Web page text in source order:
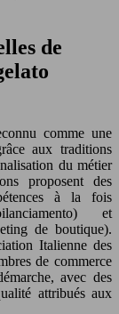
de
comme une
aux traditions
du métier
proposent des
à la fois
et
de boutique).
Italienne des
de commerce
avec des
attribués aux